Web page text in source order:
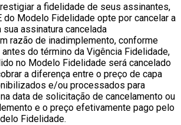
a fidelidade de seus assinantes,
do Modelo Fidelidade opte por cancelar a
sua assinatura cancelada
razão de inadimplemento, conforme
antes do término da Vigência Fidelidade,
no Modelo Fidelidade será cancelado
a diferença entre o preço de capa
e/ou processados para
data de solicitação de cancelamento ou
e o preço efetivamente pago pelo
Fidelidade.